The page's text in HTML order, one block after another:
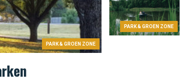
PARK & GROEN ZONE
PARK & GROEN ZONE